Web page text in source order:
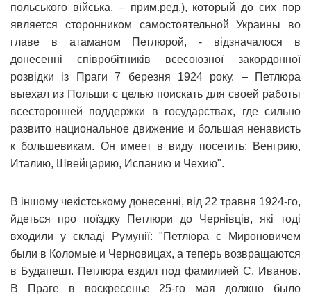
польського війська. – прим.ред.), который до сих пор
является сторонником самостоятельной Украины во
главе в атаманом Петлюрой, - відзначалося в
донесенні співробітників всесоюзної закордонної
розвідки із Праги 7 березня 1924 року. – Петлюра
выехал из Польши с целью поискать для своей работы
всесторонней поддержки в государствах, где сильно
развито национальное движение и большая ненависть
к большевикам. Он имеет в виду посетить: Венгрию,
Италию, Швейцарию, Испанию и Чехию".
В іншому чекістському донесенні, від 22 травня 1924-го,
йдеться про поїздку Петлюри до Чернівців, які тоді
входили у складі Румунії: "Петлюра с Мироновичем
были в Коломые и Черновицах, а теперь возвращаются
в Будапешт. Петлюра ездил под фамилией С. Иванов.
В Праге в воскресенье 25-го мая должно было